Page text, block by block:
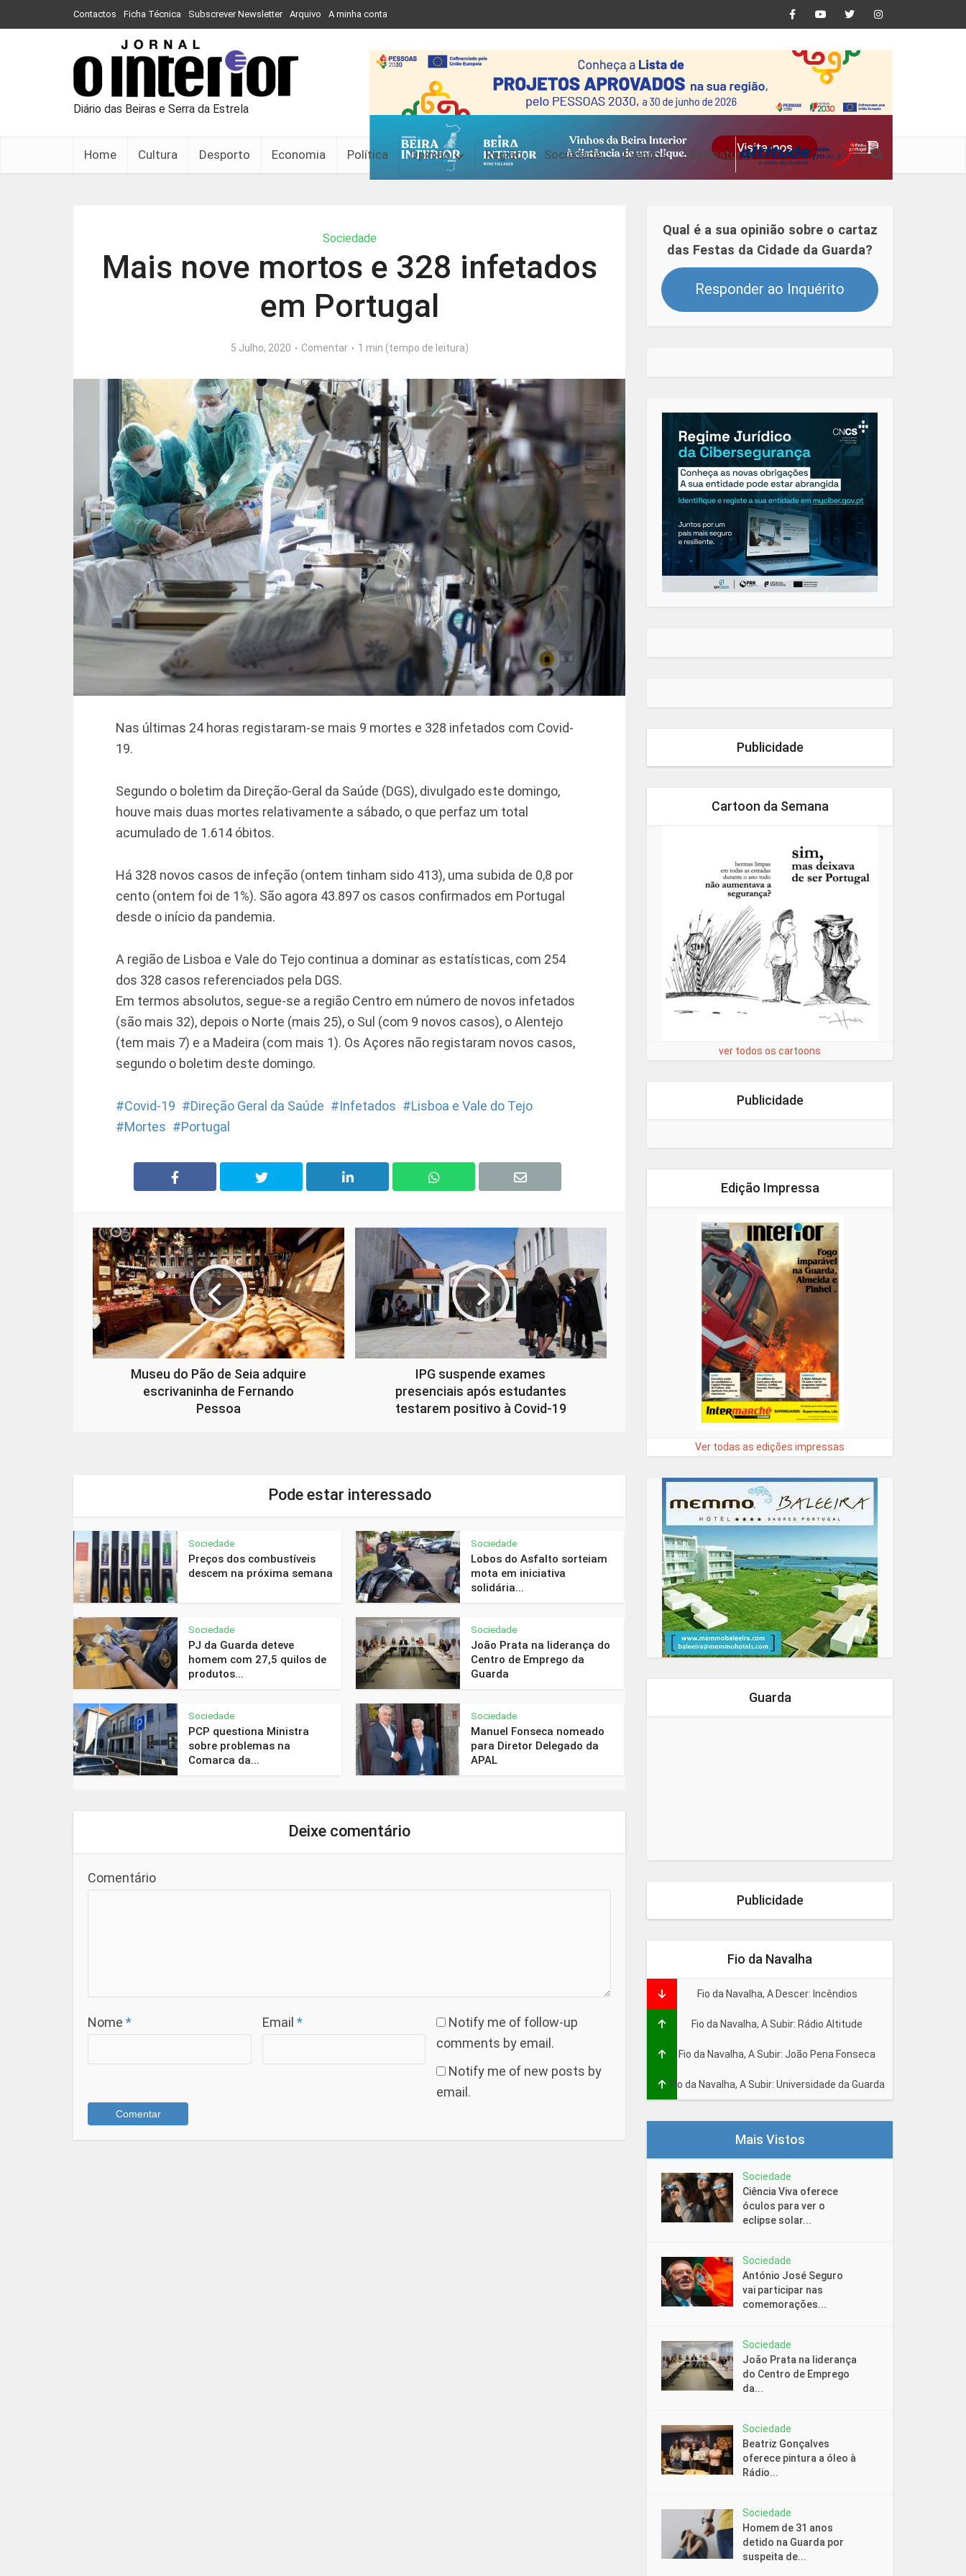
Contactos Ficha Técnica Subscrever Newsletter Arquivo A minha conta
Diário das Beiras e Serra da Estrela
Home Cultura Desporto Economia Política Opinião Região Sociedade Eventos Assinaturas
Sociedade
Mais nove mortos e 328 infetados
em Portugal
5 Julho, 2020 Comentar 1 min (tempo de leitura)
Nas últimas 24 horas registaram-se mais 9 mortes e 328 infetados com Covid-
19.
Segundo o boletim da Direção-Geral da Saúde (DGS), divulgado este domingo,
houve mais duas mortes relativamente a sábado, o que perfaz um total
acumulado de 1.614 óbitos.
Há 328 novos casos de infeção (ontem tinham sido 413), uma subida de 0,8 por
cento (ontem foi de 1%). São agora 43.897 os casos confirmados em Portugal
desde o início da pandemia.
A região de Lisboa e Vale do Tejo continua a dominar as estatísticas, com 254
dos 328 casos referenciados pela DGS.
Em termos absolutos, segue-se a região Centro em número de novos infetados
(são mais 32), depois o Norte (mais 25), o Sul (com 9 novos casos), o Alentejo
(tem mais 7) e a Madeira (com mais 1). Os Açores não registaram novos casos,
segundo o boletim deste domingo.
Covid-19 Direção Geral da Saúde Infetados
Lisboa e Vale do Tejo
Mortes
Portugal
Museu do Pão de Seia adquire
escrivaninha de Fernando
Pessoa
IPG suspende exames
presenciais após estudantes
testarem positivo à Covid-19
Pode estar interessado
Sociedade
Preços dos combustíveis
descem na próxima semana
Sociedade
Lobos do Asfalto sorteiam
mota em iniciativa
solidária...
Sociedade
PJ da Guarda deteve
homem com 27,5 quilos de
produtos...
Sociedade
João Prata na liderança do
Centro de Emprego da
Guarda
Sociedade
PCP questiona Ministra
sobre problemas na
Comarca da...
Sociedade
Manuel Fonseca nomeado
para Diretor Delegado da
APAL
Deixe comentário
Comentário
Nome * Email *
Notify me of follow-up
comments by email.
Notify me of new posts by
email.
Qual é a sua opinião sobre o cartaz
das Festas da Cidade da Guarda?
Responder ao Inquérito
Publicidade
Cartoon da Semana
ver todos os cartoons
Publicidade
Edição Impressa
Ver todas as edições impressas
Guarda
Publicidade
Fio da Navalha
Fio da Navalha, A Descer: Incêndios
Fio da Navalha, A Subir: Rádio Altitude
Fio da Navalha, A Subir: João Pena Fonseca
Fio da Navalha, A Subir: Universidade da Guarda
Mais Vistos
Sociedade
Ciência Viva oferece
óculos para ver o
eclipse solar...
Sociedade
António José Seguro
vai participar nas
comemorações...
Sociedade
João Prata na liderança
do Centro de Emprego
da...
Sociedade
Beatriz Gonçalves
oferece pintura a óleo à
Rádio...
Sociedade
Homem de 31 anos
detido na Guarda por
suspeita de...